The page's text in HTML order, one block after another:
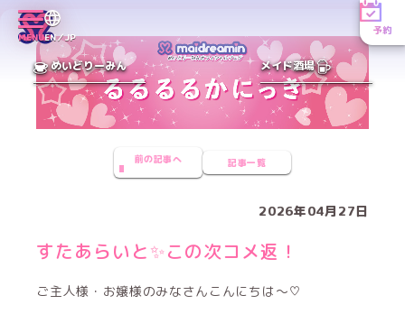
MENUEN／JP
予約
めいどりーみん メイド酒場
前の記事へ 記事一覧
2026年04月27日
すたあらいと✨この次コメ返！
ご主人様・お嬢様のみなさんこんにちは〜♡